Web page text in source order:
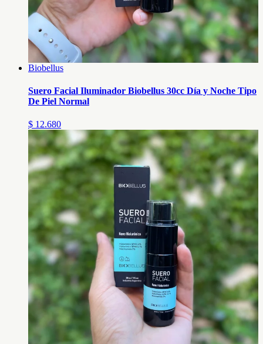
Biobellus
Suero Facial Iluminador Biobellus 30cc Día y Noche Tipo
De Piel Normal
$ 12.680